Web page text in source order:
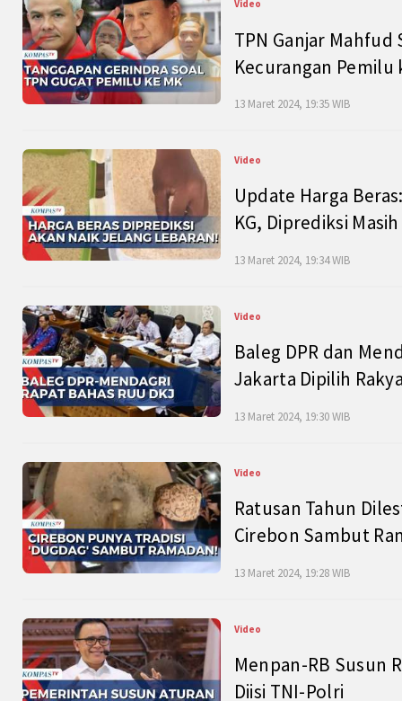
Video
TPN Ganjar Mahfud
Kecurangan Pemilu
13 Maret 2024, 19:35 WIB
Video
Update Harga
KG, Diprediksi
13 Maret 2024, 19:34 WIB
Video
Baleg DPR dan
Jakarta Dipilih
13 Maret 2024, 19:30 WIB
Video
Ratusan Tahun
Cirebon Sambut
13 Maret 2024, 19:28 WIB
Video
Menpan-RB Susun
Diisi TNI-Polri